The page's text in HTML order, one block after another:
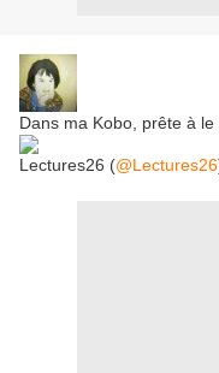
Dans ma Kobo, prête à le
Lectures26 (@Lectures26